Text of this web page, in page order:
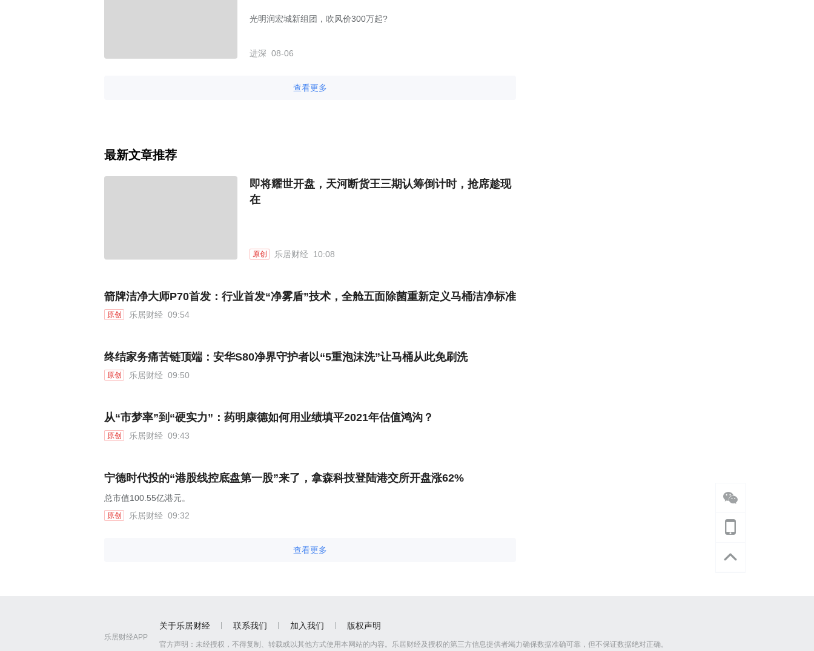
光明润宏城新组团，吹风价300万起?
进深 08-06
查看更多
最新文章推荐
即将耀世开盘，天河断货王三期认筹倒计时，抢席趁现
在
原创 乐居财经 10:08
箭牌洁净大师P70首发：行业首发“净雾盾”技术，全舱五面除菌重新定义马桶洁净标准
原创 乐居财经 09:54
终结家务痛苦链顶端：安华S80净界守护者以“5重泡沫洗”让马桶从此免刷洗
原创 乐居财经 09:50
从“市梦率”到“硬实力”：药明康德如何用业绩填平2021年估值鸿沟？
原创 乐居财经 09:43
宁德时代投的“港股线控底盘第一股”来了，拿森科技登陆港交所开盘涨62%
总市值100.55亿港元。
原创 乐居财经 09:32
查看更多
乐居财经APP
关于乐居财经 联系我们 加入我们 版权声明
官方声明： 未经授权，不得复制、转载或以其他方式使用本网站的内容。乐居财经及授权的第三方信息提供者竭力确保数据准确可靠，但不保证数据绝对正确。